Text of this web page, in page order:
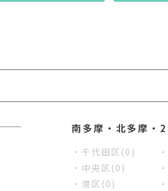
南多摩・北多摩・
・千代田区(0)
・中央区(0)
・港区(0)